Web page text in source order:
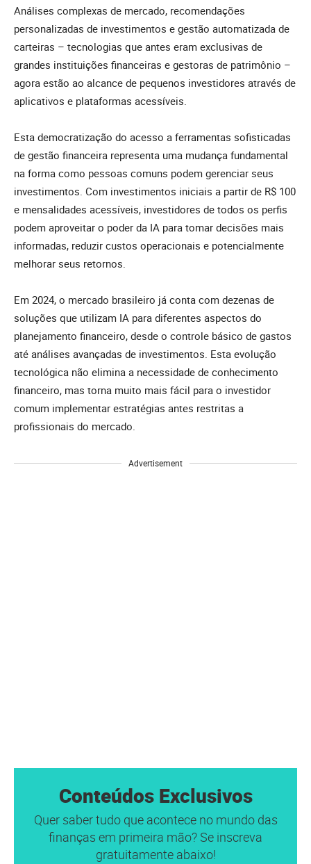
Análises complexas de mercado, recomendações
personalizadas de investimentos e gestão automatizada de
carteiras – tecnologias que antes eram exclusivas de
grandes instituições financeiras e gestoras de patrimônio –
agora estão ao alcance de pequenos investidores através de
aplicativos e plataformas acessíveis.
Esta democratização do acesso a ferramentas sofisticadas
de gestão financeira representa uma mudança fundamental
na forma como pessoas comuns podem gerenciar seus
investimentos. Com investimentos iniciais a partir de R$ 100
e mensalidades acessíveis, investidores de todos os perfis
podem aproveitar o poder da IA para tomar decisões mais
informadas, reduzir custos operacionais e potencialmente
melhorar seus retornos.
Em 2024, o mercado brasileiro já conta com dezenas de
soluções que utilizam IA para diferentes aspectos do
planejamento financeiro, desde o controle básico de gastos
até análises avançadas de investimentos. Esta evolução
tecnológica não elimina a necessidade de conhecimento
financeiro, mas torna muito mais fácil para o investidor
comum implementar estratégias antes restritas a
profissionais do mercado.
Advertisement
Conteúdos Exclusivos
Quer saber tudo que acontece no mundo das
finanças em primeira mão? Se inscreva
gratuitamente abaixo!